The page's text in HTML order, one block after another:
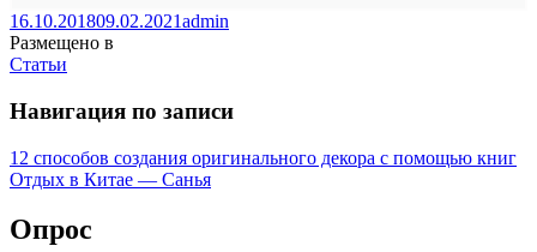
16.10.201809.02.2021admin
Размещено в
Статьи
Навигация по записи
12 способов создания оригинального декора с помощью книг
Отдых в Китае — Санья
Опрос